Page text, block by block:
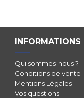
INFORMATIONS
Qui sommes-nous ?
Conditions de vente
Mentions Légales
Vos questions